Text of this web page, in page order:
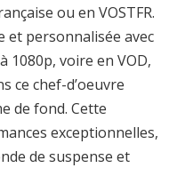
ou en VOSTFR.
et personnalisée avec
1080p, voire en VOD,
ce chef-d’oeuvre
de fond. Cette
exceptionnelles,
de suspense et